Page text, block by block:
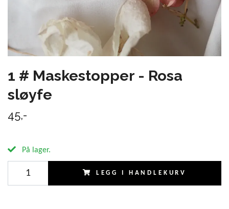
1 # Maskestopper - Rosa
sløyfe
45,-
På lager.
LEGG I HANDLEKURV